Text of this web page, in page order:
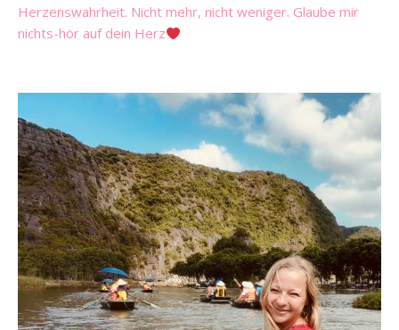
Herzenswahrheit. Nicht mehr, nicht weniger. Glaube mir
nichts-hör auf dein Herz